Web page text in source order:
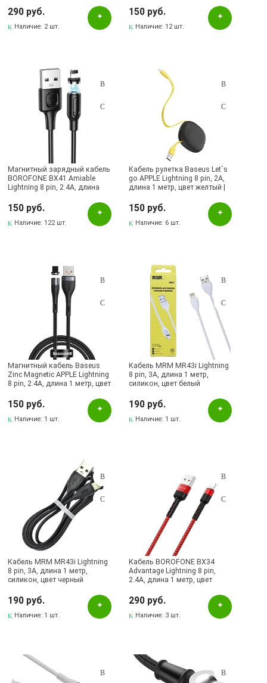
290 руб.
Наличие: 2 шт.
черный | Последняя цена
150 руб.
Наличие: 12 шт.
Магнитный зарядный кабель
BOROFONE BX41 Amiable
Lightning 8 pin, 2.4A, длина
Все по 150
150 руб.
Наличие: 122 шт.
Кабель рулетка Baseus Let`s
go APPLE Lightning 8 pin, 2A,
длина 1 метр, цвет желтый |
150 руб.
Наличие: 6 шт.
Магнитный кабель Baseus
Zinc Magnetic APPLE Lightning
8 pin, 2.4A, длина 1 метр, цвет
150 руб.
Наличие: 1 шт.
Кабель MRM MR43i Lightning
8 pin, 3А, длина 1 метр,
силикон, цвет белый
190 руб.
Наличие: 1 шт.
Кабель MRM MR43i Lightning
8 pin, 3А, длина 1 метр,
силикон, цвет черный
190 руб.
Наличие: 1 шт.
Кабель BOROFONE BX34
Advantage Lightning 8 pin,
2.4A, длина 1 метр, цвет
290 руб.
Наличие: 3 шт.